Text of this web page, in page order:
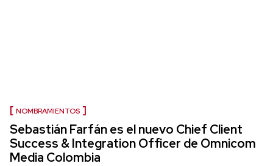
NOMBRAMIENTOS
Sebastián Farfán es el nuevo Chief Client
Success & Integration Officer de Omnicom
Media Colombia